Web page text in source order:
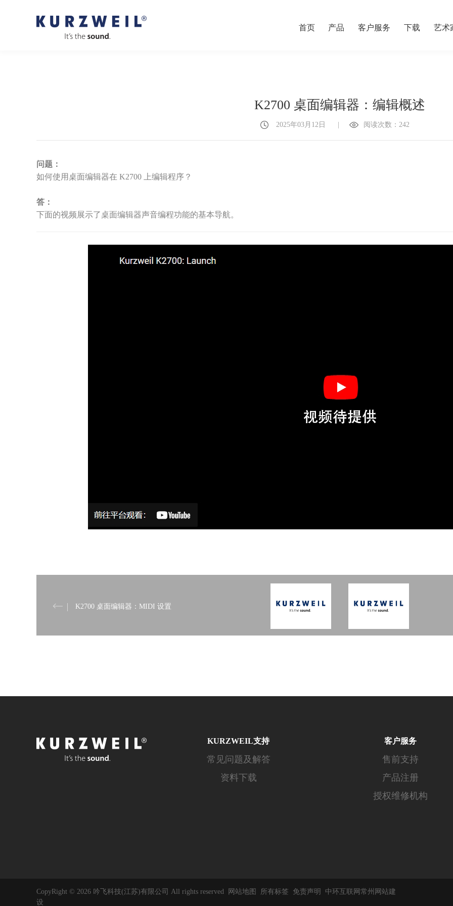
首页 产品 客户服务 下载 艺术
K2700 桌面编辑器：编辑概述
2025年03月12日 阅读次数：242
问题：
如何使用桌面编辑器在 K2700 上编辑程序？
答：
下面的视频展示了桌面编辑器声音编程功能的基本导航。
K2700 桌面编辑器：MIDI 设置
KURZWEIL支持
常见问题及解答
资料下载
客户服务
售前支持
产品注册
授权维修机构
CopyRight © 2026 吟飞科技(江苏)有限公司 All rights reserved 网站地图 所有标签 免责声明 中环互联网 常州网站建
设